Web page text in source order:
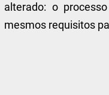
alterado: o
mesmos requisitos